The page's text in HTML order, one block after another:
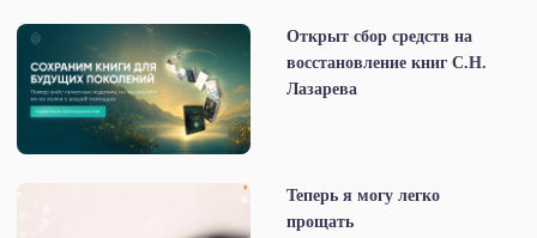
Открыт сбор средств на
восстановление книг С.Н.
Лазарева
Теперь я могу легко
прощать